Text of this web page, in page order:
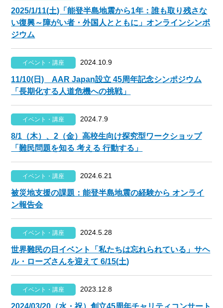
2025/1/11(土)「能登半島地震から1年：誰も取り残さな
い復興～障がい者・外国人とともに」オンラインシンポ
ジウム
イベント・講座 2024.10.9
11/10(日) AAR Japan設立 45周年記念シンポジウム
「長期化する人道危機への挑戦」
イベント・講座 2024.7.9
8/1（木）、2（金）高校生向け探究型ワークショップ
「難民問題を知る 考える 行動する」
イベント・講座 2024.6.21
被災地支援の課題：能登半島地震の経験から オンライ
ン報告会
イベント・講座 2024.5.28
世界難民の日イベント「私たちは忘れられている」サヘ
ル・ローズさんを迎えて 6/15(土)
イベント・講座 2023.12.8
2024/03/20（水・祝）創立45周年チャリティコンサート